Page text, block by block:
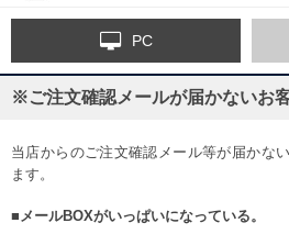
PC
※ご注文確認メールが届かないお
当店からのご注文確認メール等が届かな
ます。
■メールBOXがいっぱいになっている。